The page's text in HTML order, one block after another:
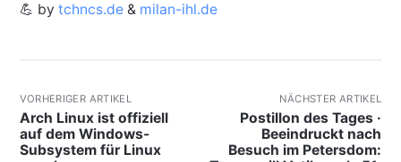
💪 by tchncs.de& milan-ihl.de
VORHERIGER ARTIKEL
Arch Linux ist offiziell
auf dem Windows-
Subsystem für Linux
NÄCHSTER ARTIKEL
Postillon des Tages ·
Beeindruckt nach
Besuch im Petersdom: